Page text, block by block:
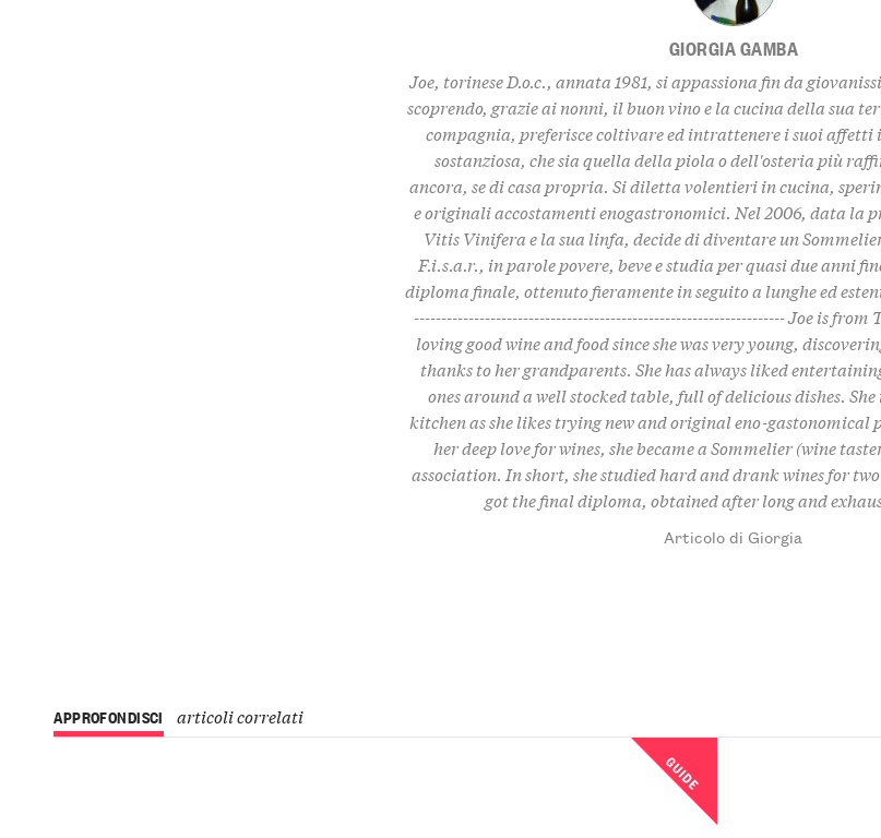
GIORGIA GAMBA
Joe, torinese D.o.c., annata 1981, si appassiona fin da
scoprendo, grazie ai nonni, il buon vino e la cucina della sua
compagnia, preferisce coltivare ed intrattenere i suoi
sostanziosa, che sia quella della piola o dell'osteria più
ancora, se di casa propria. Si diletta volentieri in cucina,
e originali accostamenti enogastronomici. Nel 2006, data la
Vitis Vinifera e la sua linfa, decide di diventare un
F.i.s.a.r., in parole povere, beve e studia per quasi due anni
diploma finale, ottenuto fieramente in seguito a lunghe ed
-------------------------------------------------------------------- Joe is
loving good wine and food since she was very young,
thanks to her grandparents. She has always liked
ones around a well stocked table, full of delicious dishes.
kitchen as she likes trying new and original eno-gastonomical
her deep love for wines, she became a Sommelier (wine
association. In short, she studied hard and drank wines for
got the final diploma, obtained after long and
Articolo di Giorgia
APPROFONDISCI articoli correlati
GUIDE